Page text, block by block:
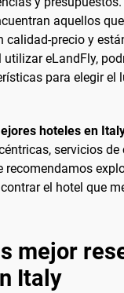
aquellos
calidad-precio y
utilizar eLandFly,
para elegir el
hoteles en
servicios
recomendamos
el hotel que
mejor
Italy